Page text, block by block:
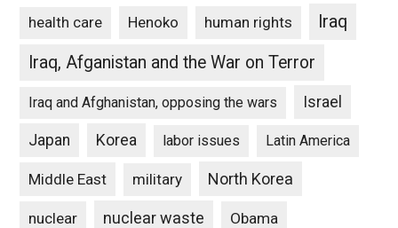
health care Henoko human rights
Iraq
Iraq, Afganistan and the War on Terror
Iraq and Afghanistan, opposing the wars Israel
Japan Korea labor issues Latin America
Middle East military North Korea
nuclear nuclear waste Obama